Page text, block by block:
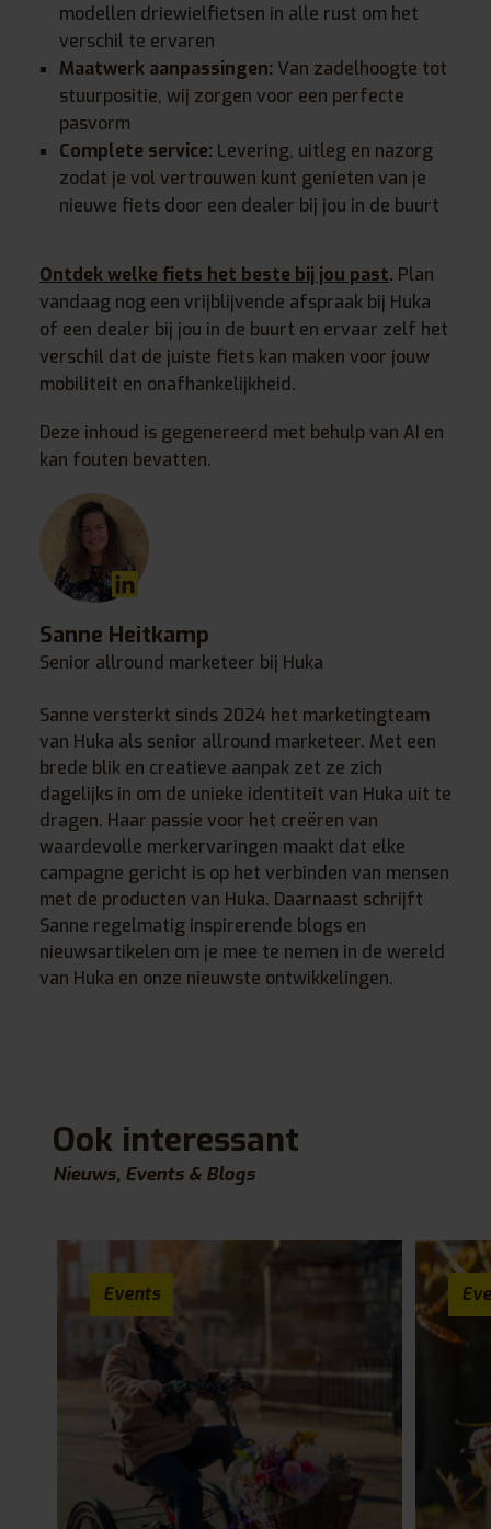
modellen driewielfietsen in alle rust om het
verschil te ervaren
Maatwerk aanpassingen: Van zadelhoogte tot
stuurpositie, wij zorgen voor een perfecte
pasvorm
Complete service: Levering, uitleg en nazorg
zodat je vol vertrouwen kunt genieten van je
nieuwe fiets door een dealer bij jou in de buurt
Ontdek welke fiets het beste bij jou past. Plan
vandaag nog een vrijblijvende afspraak bij Huka
of een dealer bij jou in de buurt en ervaar zelf het
verschil dat de juiste fiets kan maken voor jouw
mobiliteit en onafhankelijkheid.
Deze inhoud is gegenereerd met behulp van AI en
kan fouten bevatten.
Sanne Heitkamp
Senior allround marketeer bij Huka
Sanne versterkt sinds 2024 het marketingteam
van Huka als senior allround marketeer. Met een
brede blik en creatieve aanpak zet ze zich
dagelijks in om de unieke identiteit van Huka uit te
dragen. Haar passie voor het creëren van
waardevolle merkervaringen maakt dat elke
campagne gericht is op het verbinden van mensen
met de producten van Huka. Daarnaast schrijft
Sanne regelmatig inspirerende blogs en
nieuwsartikelen om je mee te nemen in de wereld
van Huka en onze nieuwste ontwikkelingen.
Ook interessant
Nieuws, Events & Blogs
Events